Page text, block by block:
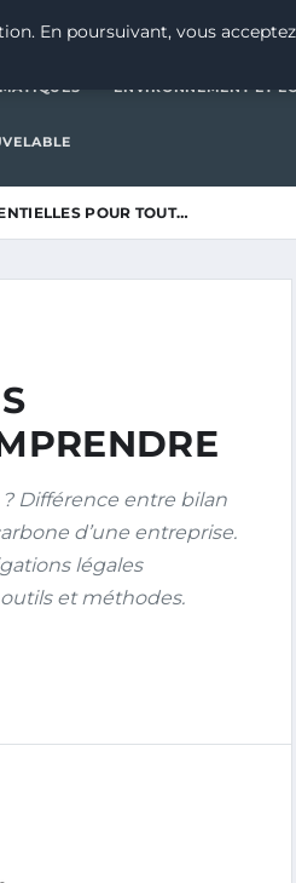
CLIMATIQUES
ENVIRONNEMENT ET
POUR TOUT…
Différence entre bilan
d’une entreprise.
légales
et méthodes.
En poursuivant, vous